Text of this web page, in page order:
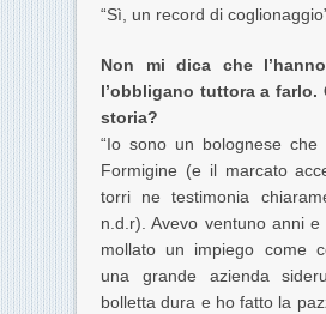
“Sì, un record di
Non mi dica che
l’obbligano tuttora a farlo.
storia?
“Io sono un bolognese che
Formigine (e il marcato
torri ne testimonia
n.d.r). Avevo ventuno anni
mollato un impiego come
una grande azienda
bolletta dura e ho fatto la